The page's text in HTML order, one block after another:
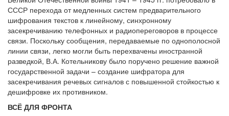
СССР перехода от медленных систем предварительного
шифрования текстов к линейному, синхронному
засекречиванию телефонных и радиопереговоров в процессе
связи. Поскольку сообщения, передаваемые по однополосной
линии связи, легко могли быть перехвачены иностранной
разведкой, В.А. Котельникову было поручено решение важной
государственной задачи – создание шифратора для
засекречивания речевых сигналов с повышенной стойкостью к
дешифровке их противником.
ВСЁ ДЛЯ ФРОНТА